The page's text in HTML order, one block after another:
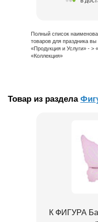
Полный список
товаров для праздника
«Продукция и Услуги» -
«Коллекция»
Товар из раздела
К ФИГУРА